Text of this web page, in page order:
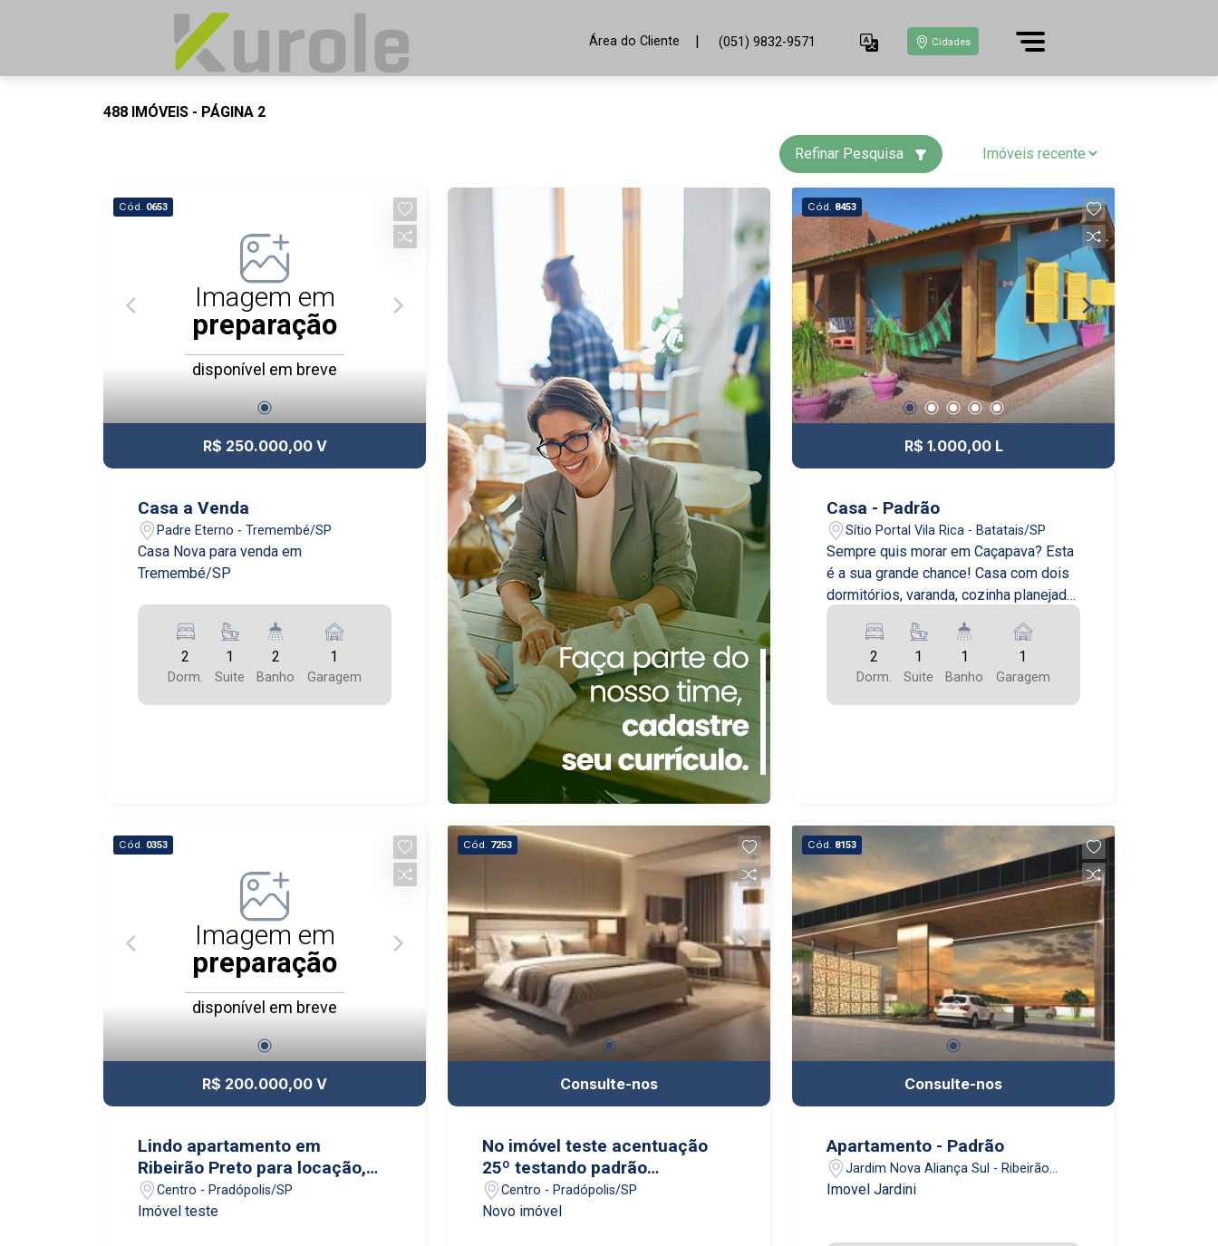
Área do Cliente | (051) 9832-9571 Cidades
488 IMÓVEIS - PÁGINA 2
Refinar Pesquisa
Cód. 0653
Imagem em
preparação
disponível em breve
R$ 250.000,00 V
Casa a Venda
Padre Eterno - Tremembé/SP
Casa Nova para venda em
Tremembé/SP
2
Dorm.
1
Suite
2
Banho
1
Garagem
Cód. 8453
R$ 1.000,00 L
Casa - Padrão
Sítio Portal Vila Rica - Batatais/SP
Sempre quis morar em Caçapava? Esta
é a sua grande chance! Casa com dois
dormitórios, varanda, cozinha planejada,
área de serviço e garagem coberta.
Iluminação natural incrível, com direito a
ver o pôr do sol da varanda! Aceita pet.
2
Dorm.
1
Suite
1
Banho
1
Garagem
Cód. 0353
Imagem em
preparação
disponível em breve
R$ 200.000,00 V
Lindo apartamento em
Ribeirão Preto para locação,
muito bem localizada
Centro - Pradópolis/SP
Imóvel teste
Cód. 7253
Consulte-nos
No imóvel teste acentuação
25º testando padrão
kskshbdgd
Centro - Pradópolis/SP
Novo imóvel
Cód. 8153
Consulte-nos
Apartamento - Padrão
Jardim Nova Aliança Sul - Ribeirão
Preto/SP
Imovel Jardini